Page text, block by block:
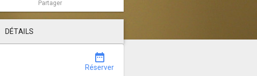
Partager
DÉTAILS
date_range
Réserver